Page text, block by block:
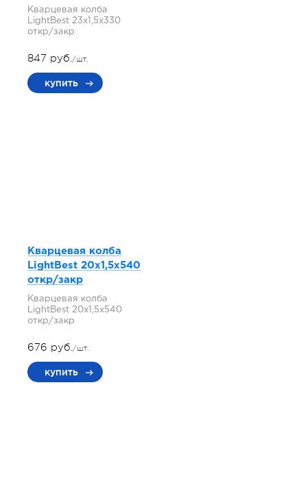
Кварцевая колба
LightBest 23x1,5x330
откр/закр
847 руб./шт.
купить
Кварцевая колба
LightBest 20x1,5x540
откр/закр
Кварцевая колба
LightBest 20x1,5x540
откр/закр
676 руб./шт.
купить